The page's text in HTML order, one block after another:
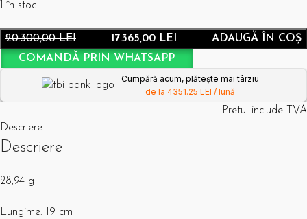
1 în stoc
20.300,00LEI 17.365,00 LEI ADAUGĂ ÎN COȘ
Cumpără acum, plătește mai târziu
de la 4351.25 LEI / lună
COMANDĂ PRIN WHATSAPP
Pretul include TVA
Descriere
Descriere
28,94 g
Lungime: 19 cm